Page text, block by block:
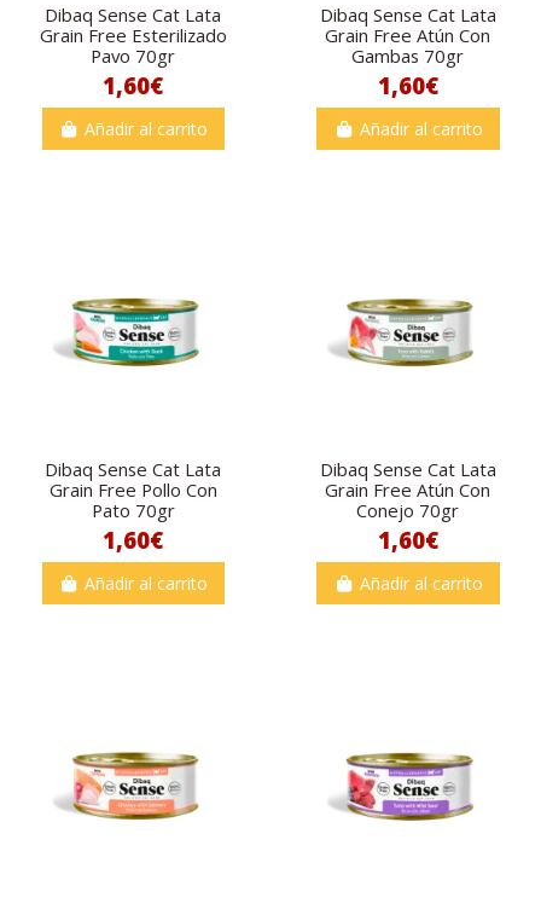
Dibaq Sense Cat Lata
Grain Free Esterilizado
Pavo 70gr
1,60€
Añadir al carrito
Dibaq Sense Cat Lata
Grain Free Atún Con
Gambas 70gr
1,60€
Añadir al carrito
Dibaq Sense Cat Lata
Grain Free Pollo Con
Pato 70gr
1,60€
Añadir al carrito
Dibaq Sense Cat Lata
Grain Free Atún Con
Conejo 70gr
1,60€
Añadir al carrito